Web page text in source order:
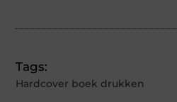
Tags:
Hardcover boek drukken